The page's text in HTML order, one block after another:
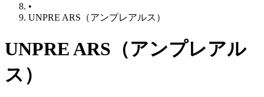
•
UNPRE ARS（アンプレアルス）
UNPRE ARS（アンプレアル
ス）